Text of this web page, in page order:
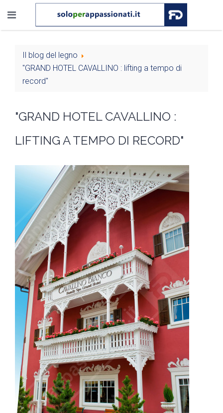
Il blog del legno
"GRAND HOTEL CAVALLINO : lifting a tempo di
record"
"GRAND HOTEL CAVALLINO :
LIFTING A TEMPO DI RECORD"